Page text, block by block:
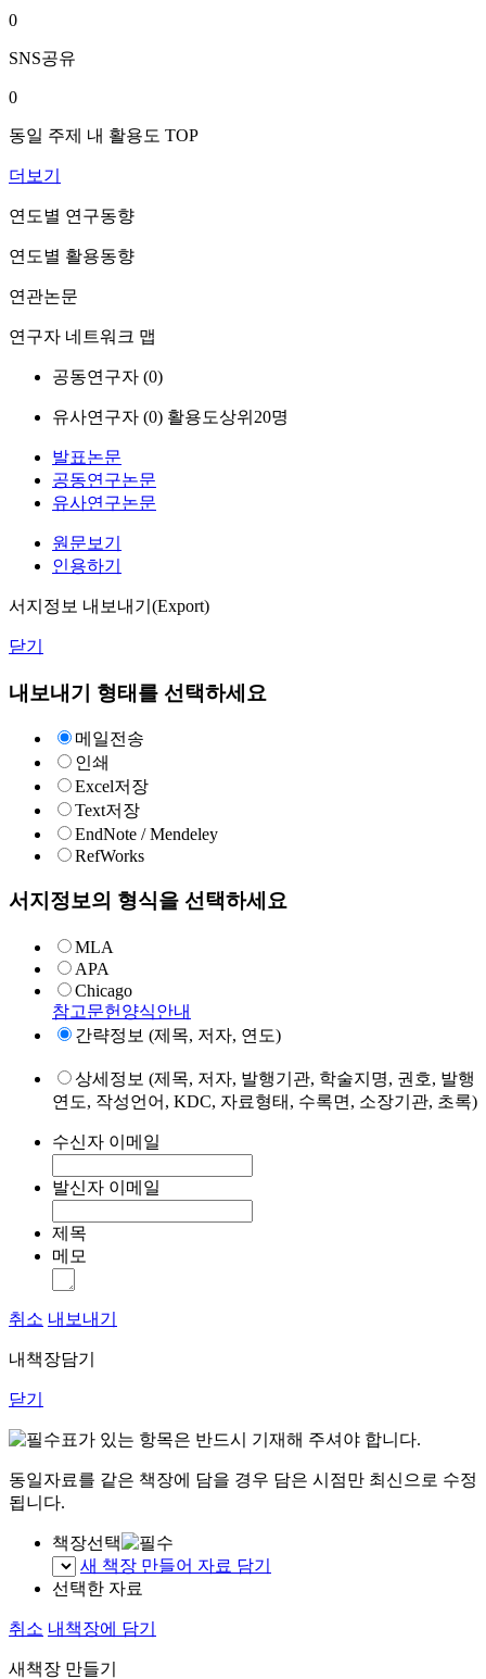
0
SNS공유
0
동일 주제 내 활용도 TOP
더보기
연도별 연구동향
연도별 활용동향
연관논문
연구자 네트워크 맵
공동연구자 (0)
유사연구자 (0) 활용도상위20명
발표논문
공동연구논문
유사연구논문
원문보기
인용하기
서지정보 내보내기(Export)
닫기
내보내기 형태를 선택하세요
메일전송
인쇄
Excel저장
Text저장
EndNote / Mendeley
RefWorks
서지정보의 형식을 선택하세요
MLA
APA
Chicago
참고문헌양식안내
간략정보 (제목, 저자, 연도)
상세정보 (제목, 저자, 발행기관, 학술지명, 권호, 발행
연도, 작성언어, KDC, 자료형태, 수록면, 소장기관, 초록)
수신자 이메일
발신자 이메일
제목
메모
취소 내보내기
내책장담기
닫기
표가 있는 항목은 반드시 기재해 주셔야 합니다.
동일자료를 같은 책장에 담을 경우 담은 시점만 최신으로 수정
됩니다.
책장선택
새 책장 만들어 자료 담기
선택한 자료
취소 내책장에 담기
새책장 만들기